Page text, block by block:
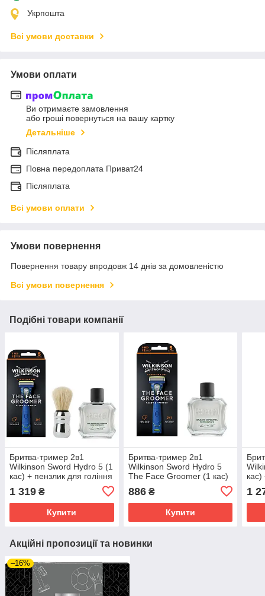
Укрпошта
Всі умови доставки
Умови оплати
Ви отримаєте замовлення
або гроші повернуться на вашу картку
Детальніше
Післяплата
Повна передоплата Приват24
Післяплата
Всі умови оплати
Умови повернення
Повернення товару впродовж 14 днів за домовленістю
Всі умови повернення
Подібні товари компанії
Бритва-тример 2в1
Wilkinson Sword Hydro 5 (1
кас) + пензлик для гоління
Proraso + бальзам після
гоління Proraso Green 100
мл
1 319 ₴
Купити
Бритва-тример 2в1
Wilkinson Sword Hydro 5
The Face Groomer (1 кас)
+ бальзам після гоління
Proraso Green 100 мл
886₴
Купити
100
1
Акційні пропозиції та новинки
–16%